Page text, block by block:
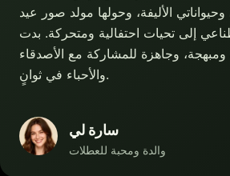
الأليفة، وحولها مولد صور عيد
إلى تحيات احتفالية ومتحركة. بدت
ومبهجة، وجاهزة للمشاركة مع الأصدقاء
والأحباء في ثوانٍ.
سارة لي
والدة ومحبة للعطلات